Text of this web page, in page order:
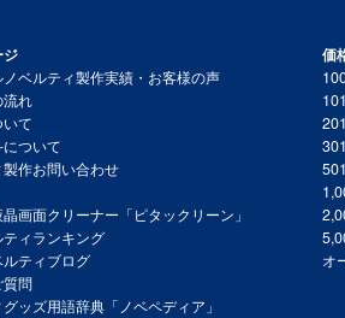
ジ
ベルティ製作実績・お客様の声
れ
て
ついて
製作お問い合わせ
画面クリーナー「ピタックリーン」
ティランキング
ティブログ
質問
ッズ用語辞典「ノベペディア」
価
オ